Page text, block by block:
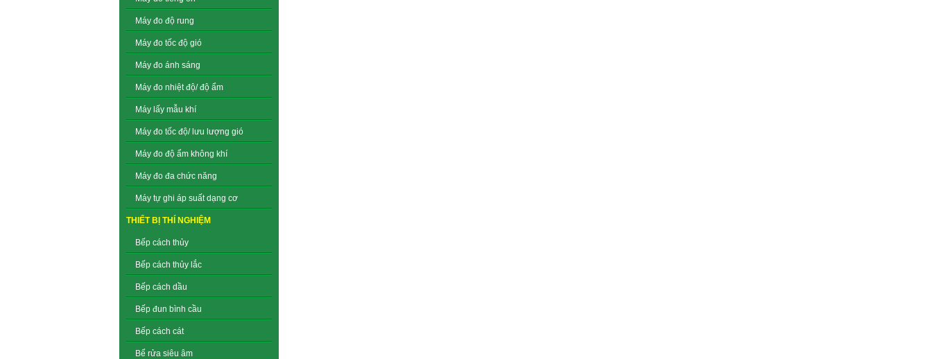
Máy đo độ rung
Máy đo tốc độ gió
Máy đo ánh sáng
Máy đo nhiệt độ/ độ ẩm
Máy lấy mẫu khí
Máy đo tốc độ/ lưu lượng gió
Máy đo độ ẩm không khí
Máy đo đa chức năng
Máy tự ghi áp suất dạng cơ
THIẾT BỊ THÍ NGHIỆM
Bếp cách thủy
Bếp cách thủy lắc
Bếp cách dầu
Bếp đun bình cầu
Bếp cách cát
Bể rửa siêu âm